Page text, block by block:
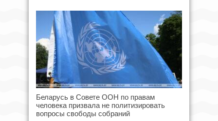
Беларусь в Совете ООН по правам
человека призвала не политизировать
вопросы свободы собраний